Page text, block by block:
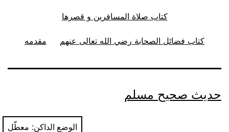
كتاب صلاة المسافرين و قصرها
كتاب فضائل الصحابة رضي الله تعالى عنهم مقدمه
حديث صحيح مسلم
الوضع الداكن: